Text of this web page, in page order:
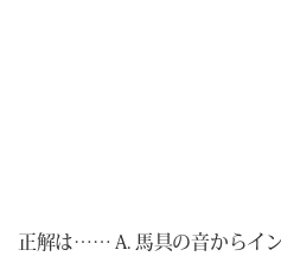
正解は…… A. 馬具の音からイ